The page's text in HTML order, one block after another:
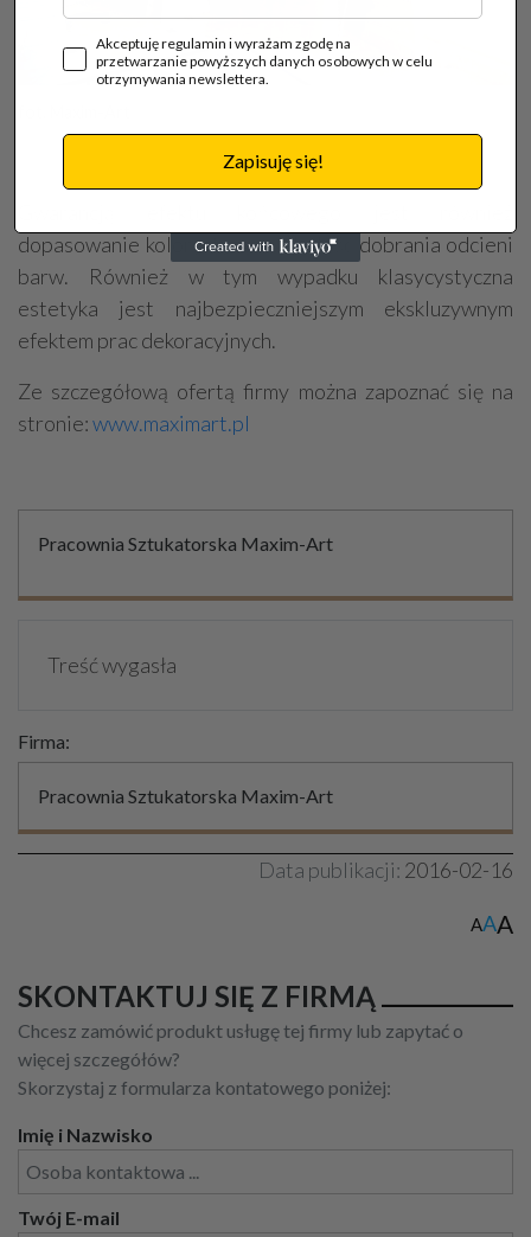
dopasowanie kolorystyczne, dbałość dobrania odcieni
barw. Również w tym wypadku klasycystyczna
estetyka jest najbezpieczniejszym ekskluzywnym
efektem prac dekoracyjnych.
Ze szczegółową ofertą firmy można zapoznać się na
stronie:www.maximart.pl
Pracownia Sztukatorska Maxim-Art
Treść wygasła
Firma:
Pracownia Sztukatorska Maxim-Art
Data publikacji: 2016-02-16
AAA
SKONTAKTUJ SIĘ Z FIRMĄ
Chcesz zamówić produkt usługę tej firmy lub zapytać o
więcej szczegółów?
Skorzystaj z formularza kontatowego poniżej:
Imię i Nazwisko
Twój E-mail
Akceptuję regulamin i wyrażam zgodę na
przetwarzanie powyższych danych osobowych w celu
otrzymywania newslettera.
Zapisuję się!